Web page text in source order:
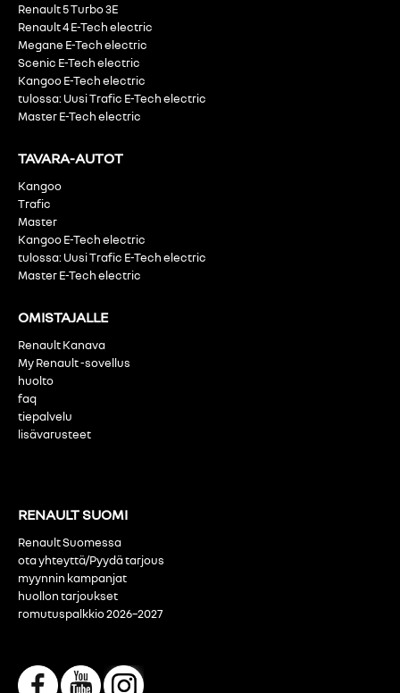
Renault 5 Turbo 3E
Renault 4 E-Tech electric
Megane E-Tech electric
Scenic E-Tech electric
Kangoo E-Tech electric
tulossa: Uusi Trafic E-Tech electric
Master E-Tech electric
TAVARA-AUTOT
Kangoo
Trafic
Master
Kangoo E-Tech electric
tulossa: Uusi Trafic E-Tech electric
Master E-Tech electric
OMISTAJALLE
Renault Kanava
My Renault -sovellus
huolto
faq
tiepalvelu
lisävarusteet
RENAULT SUOMI
Renault Suomessa
ota yhteyttä/Pyydä tarjous
myynnin kampanjat
huollon tarjoukset
romutuspalkkio 2026–2027